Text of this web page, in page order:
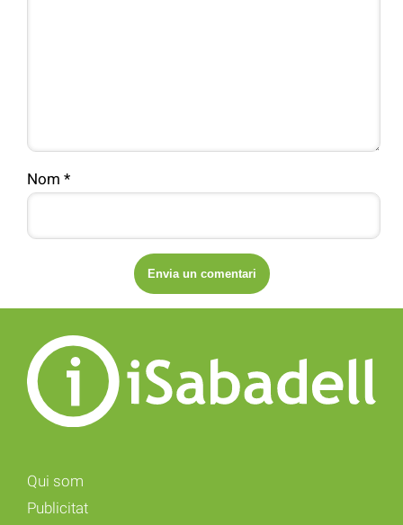
Nom *
Qui som
Publicitat